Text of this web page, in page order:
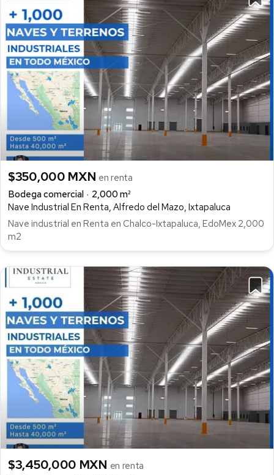
$350,000 MXN en renta
Bodega comercial
2,000 m²
Nave Industrial En Renta, Alfredo del Mazo, Ixtapaluca
Nave industrial en Renta en Chalco-Ixtapaluca, EdoMex 2,000
m2
$3,450,000 MXN en renta